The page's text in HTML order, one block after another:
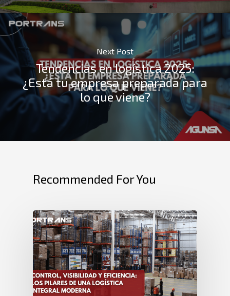
Next Post
Tendencias en logística 2025:
¿Está tu empresa preparada para
lo que viene?
Recommended For You